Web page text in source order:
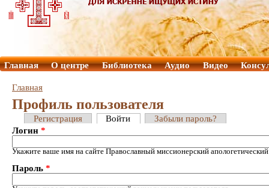
Главная О центре Библиотека Аудио Видео
Главная
Профиль пользователя
Регистрация Войти
Забыли пароль?
Логин *
Укажите ваше имя на сайте Православный миссионерский
Пароль *